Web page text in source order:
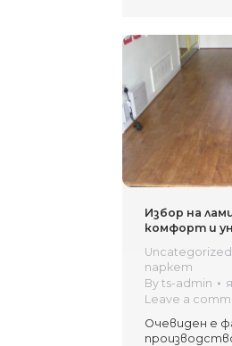
Избор на
комфорт и
Uncategorized
паркет
Byts-admin
Leave a
Очевиден е